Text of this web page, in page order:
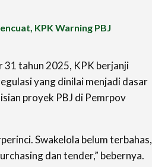
KPK Warning PBJ
tahun 2025, KPK berjanji
yang dinilai menjadi dasar
proyek PBJ di Pemrpov
Swakelola belum terbahas,
dan tender,” bebernya.